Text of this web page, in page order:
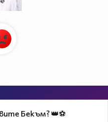
Бекъм? 👑⚽